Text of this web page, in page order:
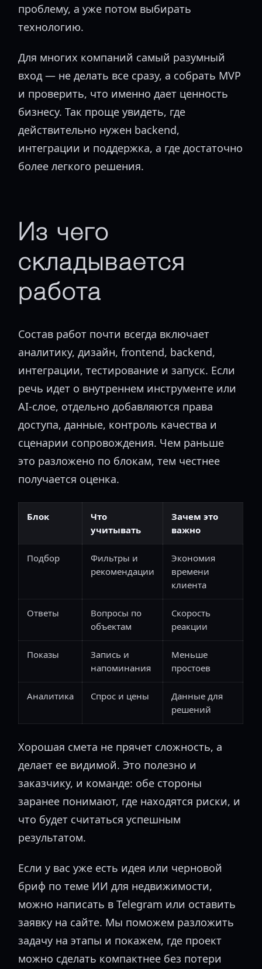
проблему, а уже потом выбирать
технологию.
Для многих компаний самый разумный
вход — не делать все сразу, а собрать MVP
и проверить, что именно дает ценность
бизнесу. Так проще увидеть, где
действительно нужен backend,
интеграции и поддержка, а где достаточно
более легкого решения.
Из чего
складывается
работа
Состав работ почти всегда включает
аналитику, дизайн, frontend, backend,
интеграции, тестирование и запуск. Если
речь идет о внутреннем инструменте или
AI-слое, отдельно добавляются права
доступа, данные, контроль качества и
сценарии сопровождения. Чем раньше
это разложено по блокам, тем честнее
получается оценка.
Блок
Что
учитывать
Зачем это
важно
Подбор
Фильтры и
рекомендации
Экономия
времени
клиента
Ответы
Вопросы по
объектам
Скорость
реакции
Показы
Запись и
напоминания
Меньше
простоев
Аналитика Спрос и цены
Данные для
решений
Хорошая смета не прячет сложность, а
делает ее видимой. Это полезно и
заказчику, и команде: обе стороны
заранее понимают, где находятся риски, и
что будет считаться успешным
результатом.
Если у вас уже есть идея или черновой
бриф по теме ИИ для недвижимости,
можно написать в Telegram или оставить
заявку на сайте. Мы поможем разложить
задачу на этапы и покажем, где проект
можно сделать компактнее без потери